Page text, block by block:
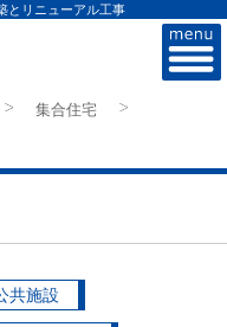
とリニューアル工事
>
集合住宅
共施設